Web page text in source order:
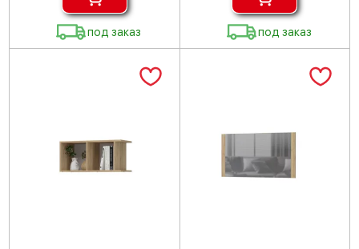
под заказ под заказ